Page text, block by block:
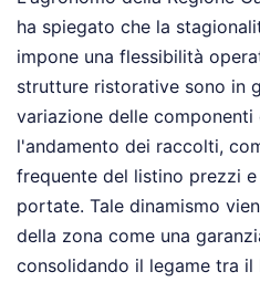
ha spiegato che la
impone una flessibilità
strutture ristorative sono in
variazione delle
l'andamento dei raccolti,
frequente del listino prezzi
portate. Tale dinamismo
della zona come una
consolidando il legame tra